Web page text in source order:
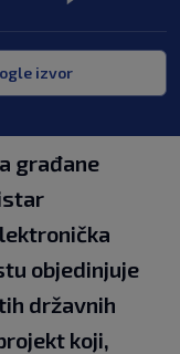
izvor
građane
objedinjuje
državnih
koji,